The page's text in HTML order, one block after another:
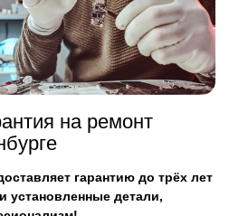
на ремонт
гарантию до трёх лет
установленные детали,